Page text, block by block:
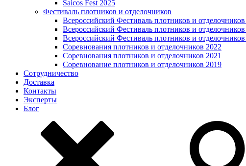
Saicos Fest 2025
Фестиваль плотников и отделочников
Всероссийский Фестиваль плотников и
Всероссийский Фестиваль плотников и
Всероссийский Фестиваль плотников и
Соревнования плотников и отделочников 2022
Соревнования плотников и отделочников 2021
Соревнование плотников и отделочников 2019
Сотрудничество
Доставка
Контакты
Эксперты
Блог